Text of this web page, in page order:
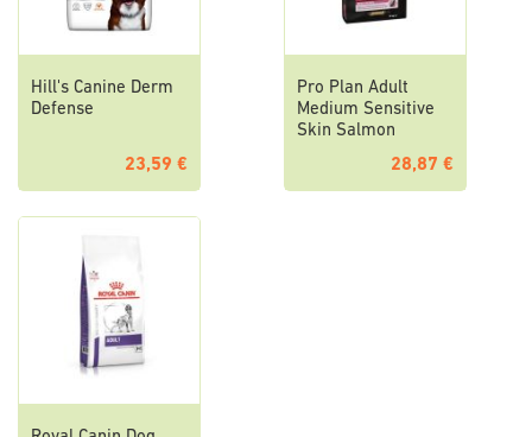
Hill's Canine Derm
Defense
23,59 €
Pro Plan Adult
Medium Sensitive
Skin Salmon
28,87 €